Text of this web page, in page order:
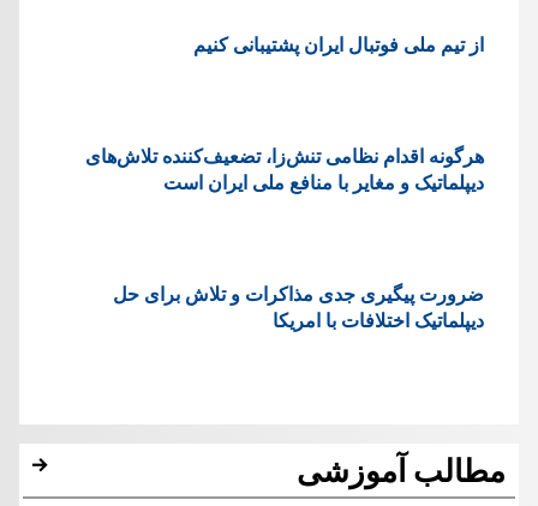
از تیم ملی فوتبال ایران پشتیبانی کنیم
هرگونه اقدام نظامی تنش‌زا، تضعیف‌کننده تلاش‌های
دیپلماتیک و مغایر با منافع ملی ایران است
ضرورت پیگیری جدی مذاکرات و تلاش برای حل
دیپلماتیک اختلافات با امریکا
مطالب آموزشی